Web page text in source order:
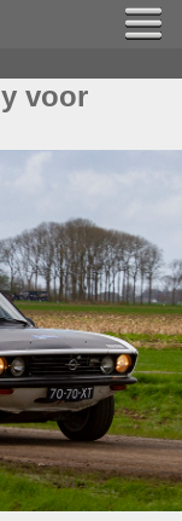
voor